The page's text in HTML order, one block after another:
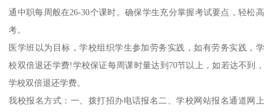
通中职每周般在26-30个课时。确保学生充分掌握考试要点，轻松高
考。
医学班以为目标，学校组织学生参加劳务实践，如有劳务实践，学
校双倍退还学费!学校保证每周课时量达到70节以上，如若达不到，
学校双倍退还学费。
我校报名方式：一、拨打招办电话报名二、学校网站报名通道网上